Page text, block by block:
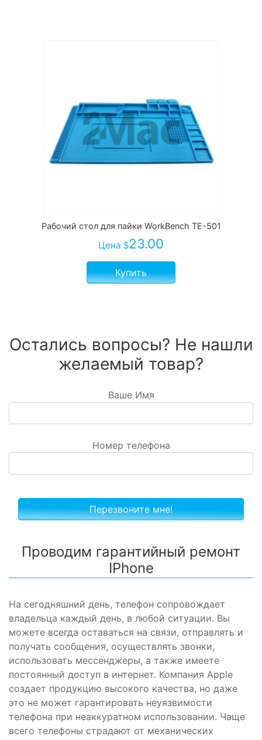
Рабочий стол для пайки WorkBench TE-501
Цена $23.00
Купить
Остались вопросы? Не нашли
желаемый товар?
Ваше Имя
Номер телефона
Проводим гарантийный ремонт
IPhone
На сегодняшний день, телефон сопровождает
владельца каждый день, в любой ситуации. Вы
можете всегда оставаться на связи, отправлять и
получать сообщения, осуществлять звонки,
использовать мессенджеры, а также имеете
постоянный доступ в интернет. Компания Apple
создает продукцию высокого качества, но даже
это не может гарантировать неуязвимости
телефона при неаккуратном использовании. Чаще
всего телефоны страдают от механических